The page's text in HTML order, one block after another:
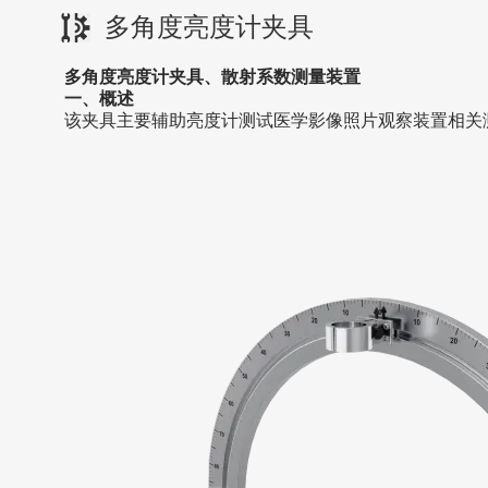
多角度亮度计夹具
多角度亮度计夹具、 散射系数测量装置
一、概述
该夹具主要辅助亮度计测试医学影像照片观察装置相关